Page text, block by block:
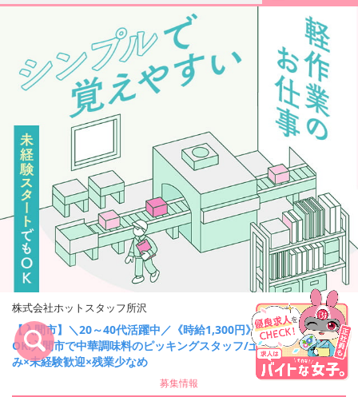
株式会社ホットスタッフ所沢
【入間市】＼20～40代活躍中／《時給1,300円》日払い
OK!入間市で中華調味料のピッキングスタッフ/土日祝休
み×未経験歓迎×残業少なめ
キープ
募集情報